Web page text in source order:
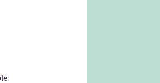
Irresistible